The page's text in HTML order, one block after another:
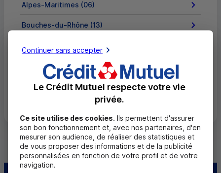
Alpes-Maritimes (06)
Bouches-du-Rhône (13)
Vaucluse (84)
Toutes les régions
Continuer sans accepter
Le Crédit Mutuel respecte votre vie
privée.
Ce site utilise des cookies. Ils permettent d'assurer
son bon fonctionnement et, avec nos partenaires, d'en
mesurer son audience, de réaliser des statistiques et
de vous proposer des informations et de la publicité
personnalisées en fonction de votre profil et de votre
navigation.